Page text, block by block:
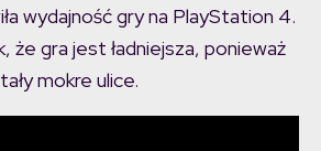
wydajność gry na PlayStation 4.
że gra jest ładniejsza, ponieważ
mokre ulice.